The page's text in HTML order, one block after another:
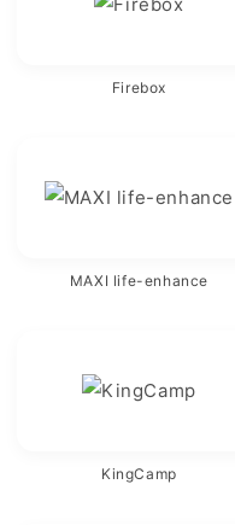
Firebox
MAXI life-enhance
KingCamp